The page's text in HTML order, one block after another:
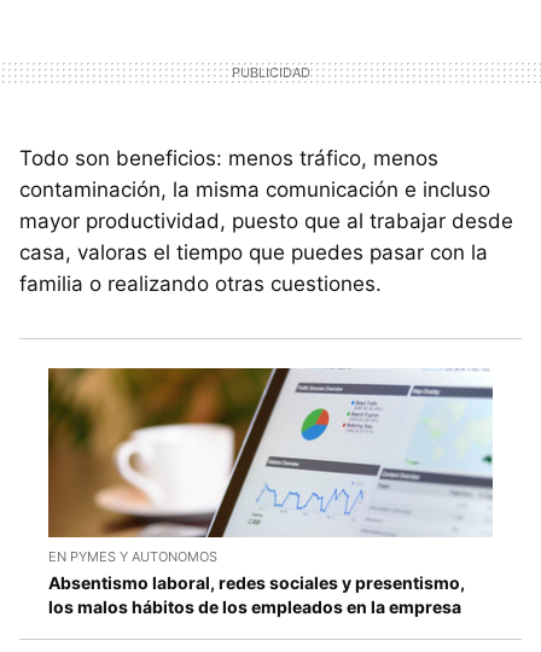
Todo son beneficios: menos tráfico, menos
contaminación, la misma comunicación e incluso
mayor productividad, puesto que al trabajar desde
casa, valoras el tiempo que puedes pasar con la
familia o realizando otras cuestiones.
EN PYMES Y AUTONOMOS
Absentismo laboral, redes sociales y presentismo,
los malos hábitos de los empleados en la empresa